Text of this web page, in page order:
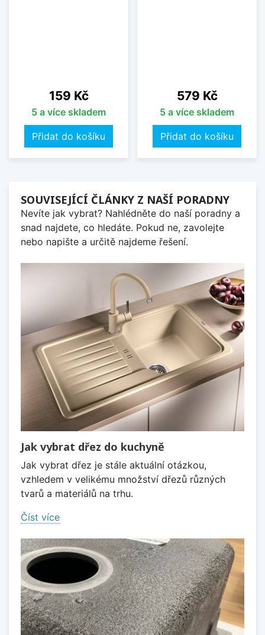
Cena
159 Kč
5 a více skladem
Přidat do košíku
Cena
579 Kč
5 a více skladem
Přidat do košíku
SOUVISEJÍCÍ ČLÁNKY Z NAŠÍ PORADNY
Nevíte jak vybrat? Nahlédněte do naší poradny a
snad najdete, co hledáte. Pokud ne, zavolejte
nebo napište a určitě najdeme řešení.
Jak vybrat dřez do kuchyně
Jak vybrat dřez je stále aktuální otázkou,
vzhledem v velikému množství dřezů různých
tvarů a materiálů na trhu.
Číst více